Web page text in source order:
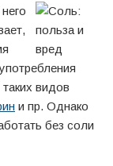
видов
и пр. Однако
без соли